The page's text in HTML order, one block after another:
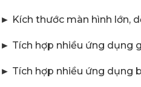
► Kích thước màn hình lớn,
► Tích hợp nhiều ứng dụng
► Tích hợp nhiều ứng dụng